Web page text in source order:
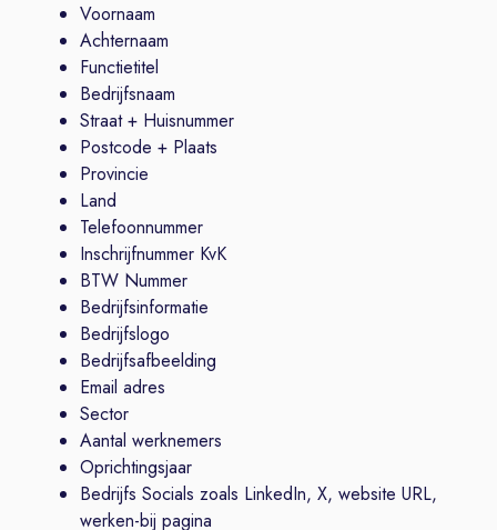
Voornaam
Achternaam
Functietitel
Bedrijfsnaam
Straat + Huisnummer
Postcode + Plaats
Provincie
Land
Telefoonnummer
Inschrijfnummer KvK
BTW Nummer
Bedrijfsinformatie
Bedrijfslogo
Bedrijfsafbeelding
Email adres
Sector
Aantal werknemers
Oprichtingsjaar
Bedrijfs Socials zoals LinkedIn, X, website URL,
werken-bij pagina